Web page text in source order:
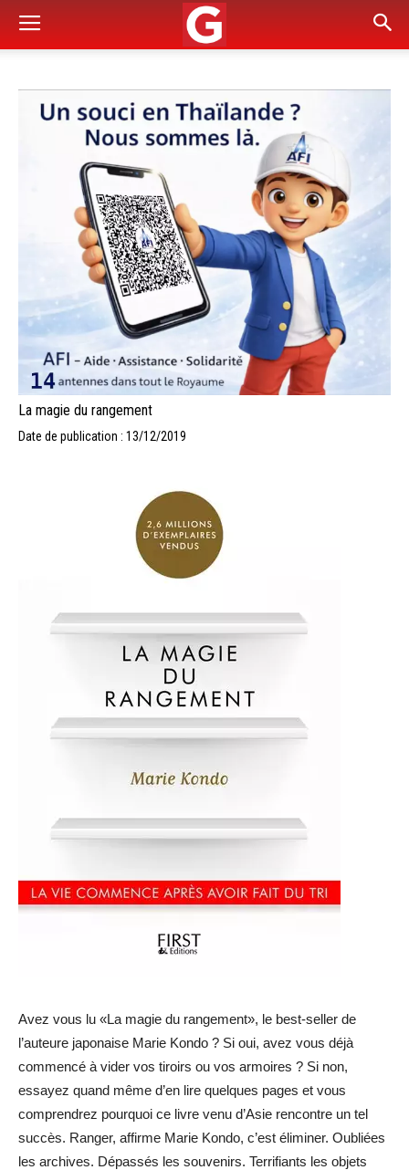
La magie du rangement
Date de publication : 13/12/2019
Avez vous lu «La magie du rangement», le best-seller de
l’auteure japonaise Marie Kondo ? Si oui, avez vous déjà
commencé à vider vos tiroirs ou vos armoires ? Si non,
essayez quand même d’en lire quelques pages et vous
comprendrez pourquoi ce livre venu d’Asie rencontre un tel
succès. Ranger, affirme Marie Kondo, c’est éliminer. Oubliées
les archives. Dépassés les souvenirs. Terrifiants les objets